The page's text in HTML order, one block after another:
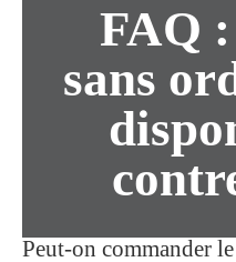
FAQ :
sans
Peut-on commander